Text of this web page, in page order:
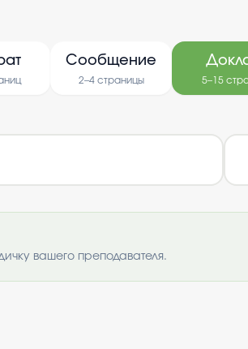
Сообщение
2–4 страницы 5–15
вашего преподавателя.